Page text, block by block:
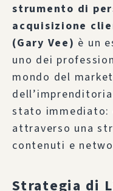
strumento di
acquisizione
(Gary Vee) è un
uno dei
mondo del
stato
attraverso una
contenuti e
Strategia di